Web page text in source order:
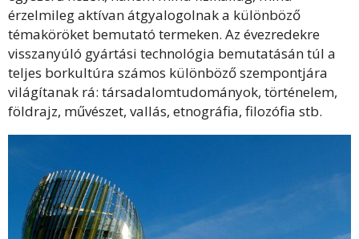
érzelmileg aktívan átgyalogolnak a különböző
témaköröket bemutató termeken. Az évezredekre
visszanyúló gyártási technológia bemutatásán túl a
teljes borkultúra számos különböző szempontjára
világítanak rá: társadalomtudományok, történelem,
földrajz, művészet, vallás, etnográfia, filozófia stb.